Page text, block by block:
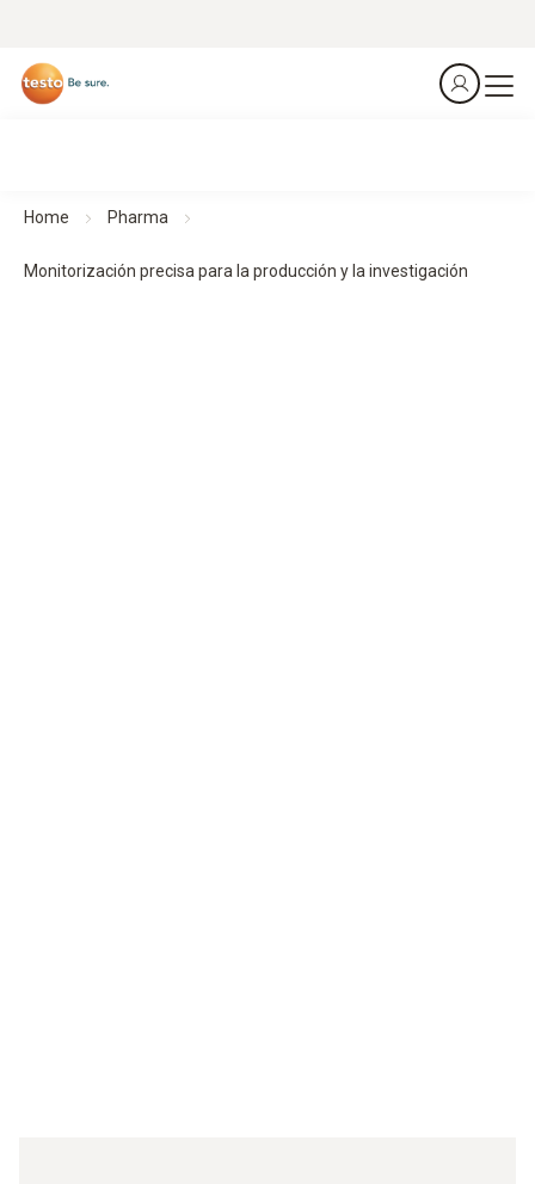
Home Pharma
Monitorización precisa para la producción y la investigación